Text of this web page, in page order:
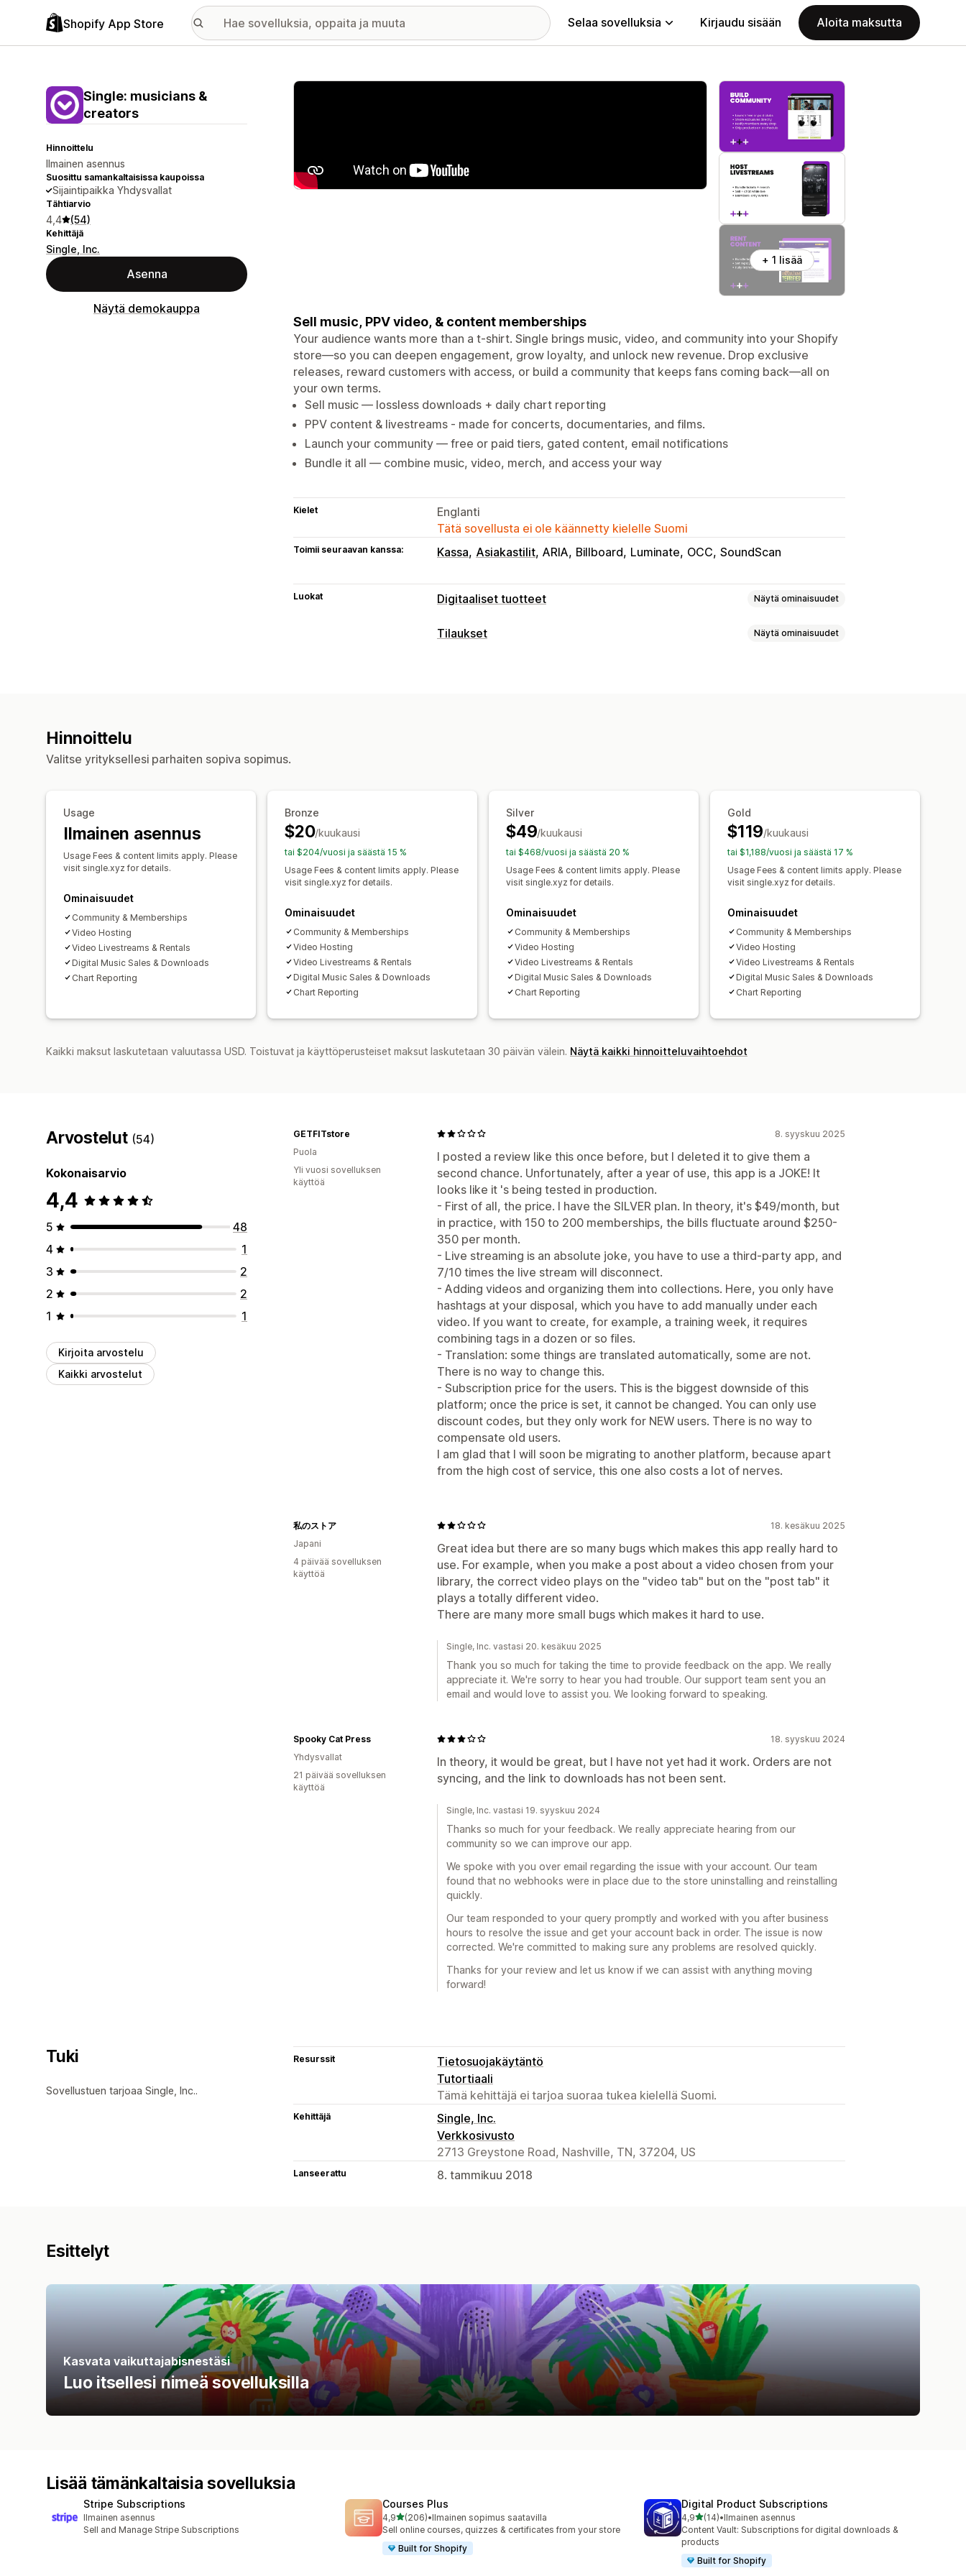
Shopify App Store Selaa sovelluksia Kirjaudu sisään Aloita maksutta
Single: musicians &
creators
Hinnoittelu
Ilmainen asennus
Suosittu samankaltaisissa kaupoissa
Sijaintipaikka Yhdysvallat
Tähtiarvio
4,4 (54)
Kehittäjä
Single, Inc.
Asenna
Näytä demokauppa
Esittelykuvagalleria
+ 1 lisää
Sell music, PPV video, & content memberships
Your audience wants more than a t-shirt. Single brings music, video, and community into your Shopify
store—so you can deepen engagement, grow loyalty, and unlock new revenue. Drop exclusive
releases, reward customers with access, or build a community that keeps fans coming back—all on
your own terms.
Sell music — lossless downloads + daily chart reporting
PPV content & livestreams - made for concerts, documentaries, and films.
Launch your community — free or paid tiers, gated content, email notifications
Bundle it all — combine music, video, merch, and access your way
Kielet
Englanti
Tätä sovellusta ei ole käännetty kielelle Suomi
Toimii seuraavan kanssa: Kassa Asiakastilit ARIA Billboard Luminate OCC SoundScan
Luokat Digitaaliset tuotteet Näytä ominaisuudet
Tuotetyypit
Tilaukset Näytä ominaisuudet
Käyttöperusteinen hinnoittelu
Mukautettu hinnoittelu
Hinnoittelu
Valitse yrityksellesi parhaiten sopiva sopimus.
Usage
Ilmainen asennus
Usage Fees & content limits apply. Please
visit single.xyz for details.
Ominaisuudet
Community & Memberships
Video Hosting
Video Livestreams & Rentals
Digital Music Sales & Downloads
Chart Reporting
Bronze
$20/kuukausi
tai $204/vuosi ja säästä 15 %
Usage Fees & content limits apply. Please
visit single.xyz for details.
Ominaisuudet
Community & Memberships
Video Hosting
Video Livestreams & Rentals
Digital Music Sales & Downloads
Chart Reporting
Silver
$49/kuukausi
tai $468/vuosi ja säästä 20 %
Usage Fees & content limits apply. Please
visit single.xyz for details.
Ominaisuudet
Community & Memberships
Video Hosting
Video Livestreams & Rentals
Digital Music Sales & Downloads
Chart Reporting
Gold
$119/kuukausi
tai $1,188/vuosi ja säästä 17 %
Usage Fees & content limits apply. Please
visit single.xyz for details.
Ominaisuudet
Community & Memberships
Video Hosting
Video Livestreams & Rentals
Digital Music Sales & Downloads
Chart Reporting
Kaikki maksut laskutetaan valuutassa USD. Toistuvat ja käyttöperusteiset maksut laskutetaan 30 päivän välein. Näytä kaikki hinnoitteluvaihtoehdot
Arvostelut (54)
Kokonaisarvio
4,4
5
48
4
1
3
2
2
2
1
1
Kirjoita arvostelu
Kaikki arvostelut
8. syyskuu 2025
I posted a review like this once before, but I deleted it to give them a
second chance. Unfortunately, after a year of use, this app is a JOKE! It
looks like it 's being tested in production.
- First of all, the price. I have the SILVER plan. In theory, it's $49/month, but
in practice, with 150 to 200 memberships, the bills fluctuate around $250-
350 per month.
- Live streaming is an absolute joke, you have to use a third-party app, and
7/10 times the live stream will disconnect.
- Adding videos and organizing them into collections. Here, you only have
hashtags at your disposal, which you have to add manually under each
video. If you want to create, for example, a training week, it requires
combining tags in a dozen or so files.
- Translation: some things are translated automatically, some are not.
There is no way to change this.
- Subscription price for the users. This is the biggest downside of this
platform; once the price is set, it cannot be changed. You can only use
discount codes, but they only work for NEW users. There is no way to
compensate old users.
I am glad that I will soon be migrating to another platform, because apart
from the high cost of service, this one also costs a lot of nerves.
GETFITstore
Puola
Yli vuosi sovelluksen
käyttöä
18. kesäkuu 2025
Great idea but there are so many bugs which makes this app really hard to
use. For example, when you make a post about a video chosen from your
library, the correct video plays on the "video tab" but on the "post tab" it
plays a totally different video.
There are many more small bugs which makes it hard to use.
私のストア
Japani
4 päivää sovelluksen
käyttöä
Single, Inc. vastasi 20. kesäkuu 2025
Thank you so much for taking the time to provide feedback on the app. We really
appreciate it. We're sorry to hear you had trouble. Our support team sent you an
email and would love to assist you. We looking forward to speaking.
18. syyskuu 2024
In theory, it would be great, but I have not yet had it work. Orders are not
syncing, and the link to downloads has not been sent.
Spooky Cat Press
Yhdysvallat
21 päivää sovelluksen
käyttöä
Single, Inc. vastasi 19. syyskuu 2024
Thanks so much for your feedback. We really appreciate hearing from our
community so we can improve our app.
We spoke with you over email regarding the issue with your account. Our team
found that no webhooks were in place due to the store uninstalling and reinstalling
quickly.
Our team responded to your query promptly and worked with you after business
hours to resolve the issue and get your account back in order. The issue is now
corrected. We're committed to making sure any problems are resolved quickly.
Thanks for your review and let us know if we can assist with anything moving
forward!
Tuki
Sovellustuen tarjoaa Single, Inc..
Resurssit
Tietosuojakäytäntö
Tutortiaali
Tämä kehittäjä ei tarjoa suoraa tukea kielellä Suomi.
Kehittäjä
Single, Inc.
Verkkosivusto
2713 Greystone Road, Nashville, TN, 37204, US
Lanseerattu 8. tammikuu 2018
Esittelyt
Kasvata vaikuttajabisnestäsi
Luo itsellesi nimeä sovelluksilla
Lisää tämänkaltaisia sovelluksia
Stripe Subscriptions
Ilmainen asennus
Sell and Manage Stripe Subscriptions
Courses Plus
4,9/ 5 tähteä
(206)
206 arvostelua yhteensä
•Ilmainen sopimus saatavilla
Sell online courses, quizzes & certificates from your store
Built for Shopify
Digital Product Subscriptions
4,9/ 5 tähteä
(14)
14 arvostelua yhteensä
•Ilmainen asennus
Content Vault: Subscriptions for digital downloads &
products
Built for Shopify